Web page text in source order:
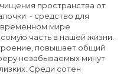
пространства от
- средство для
мире
часть в нашей жизни.
повышает общий
незабываемых минут
Среди сотен